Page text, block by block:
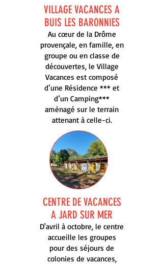
VILLAGE VACANCES A
BUIS LES BARONNIES
Au cœur de la Drôme
provençale, en famille, en
groupe ou en classe de
découvertes, le Village
Vacances est composé
d’une Résidence *** et
d’un Camping***
aménagé sur le terrain
attenant à celle-ci.
CENTRE DE VACANCES
A JARD SUR MER
D'avril à octobre, le centre
accueille les groupes
pour des séjours de
colonies de vacances,